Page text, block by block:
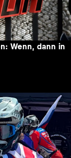
Wenn, dann in